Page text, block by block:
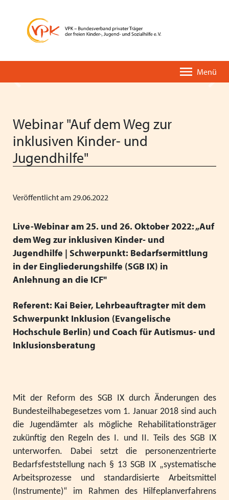
Menü
Der VPK-Kurzüberblick
Mitgliedsverbände
Grundsätze der Arbeit
Präsidium und Geschäftsstelle
Satzung
Links
Unsere Leistungen
Kooperationsverträge und Rahmenvereinbarungen
Pressemitteilungen
Festschrift zum 70-jährigen Jubiläum des VPK
VPK-Zeitschrift „Blickpunkt Jugendhilfe“
VPK-Schriftenreihe
Fachbeiträge
VPK-Podcast
VPK-PODIUM
Finden Sie bundesweit passende
Plätze für Kinder und Jugendliche in
den VPK-Mitgliedseinrichtungen:
www.vpk-einrichtungen.de
Schließen
Webinar "Auf dem Weg zur
inklusiven Kinder- und
Jugendhilfe"
Veröffentlicht am 29.06.2022
Live-Webinar am 25. und 26. Oktober 2022: „Auf
dem Weg zur inklusiven Kinder- und
Jugendhilfe | Schwerpunkt: Bedarfsermittlung
in der Eingliederungshilfe (SGB IX) in
Anlehnung an die ICF"
Referent: Kai Beier, Lehrbeauftragter mit dem
Schwerpunkt Inklusion (Evangelische
Hochschule Berlin) und Coach für Autismus- und
Inklusionsberatung
Mit der Reform des SGB IX durch Änderungen des
Bundesteilhabegesetzes vom 1. Januar 2018 sind auch
die Jugendämter als mögliche Rehabilitationsträger
zukünftig den Regeln des I. und II. Teils des SGB IX
unterworfen. Dabei setzt die personenzentrierte
Bedarfsfeststellung nach § 13 SGB IX „systematische
Arbeitsprozesse und standardisierte Arbeitsmittel
(Instrumente)“ im Rahmen des Hilfeplanverfahrens